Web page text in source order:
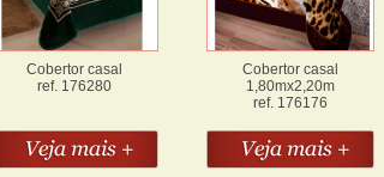
Cobertor casal
ref. 176280
Cobertor casal
1,80mx2,20m
ref. 176176